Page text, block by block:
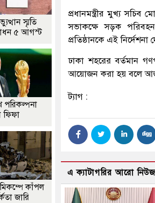
প্রধানমন্ত্রীর মুখ্য সচিব
সভাকক্ষে সড়ক
প্রতিষ্ঠানকে এই নির্দেশনা
ঢাকা শহরের বর্তমান
আয়োজন করা হয় বলে আজ
ট্যাগ :
এ ক্যাটাগরির আরো নিউজ
স্মৃতি
৫ আগস্ট
ফিফা
কাঁপল
জারি